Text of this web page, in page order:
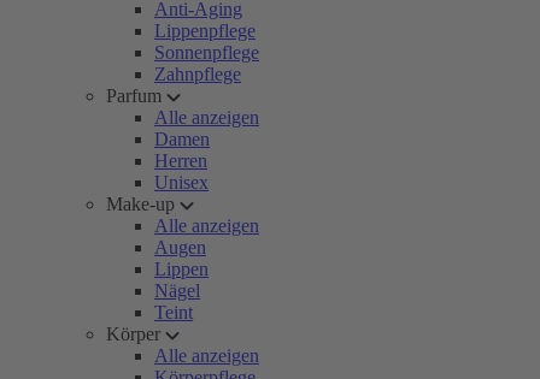
Anti-Aging
Lippenpflege
Sonnenpflege
Zahnpflege
Parfum
Alle anzeigen
Damen
Herren
Unisex
Make-up
Alle anzeigen
Augen
Lippen
Nägel
Teint
Körper
Alle anzeigen